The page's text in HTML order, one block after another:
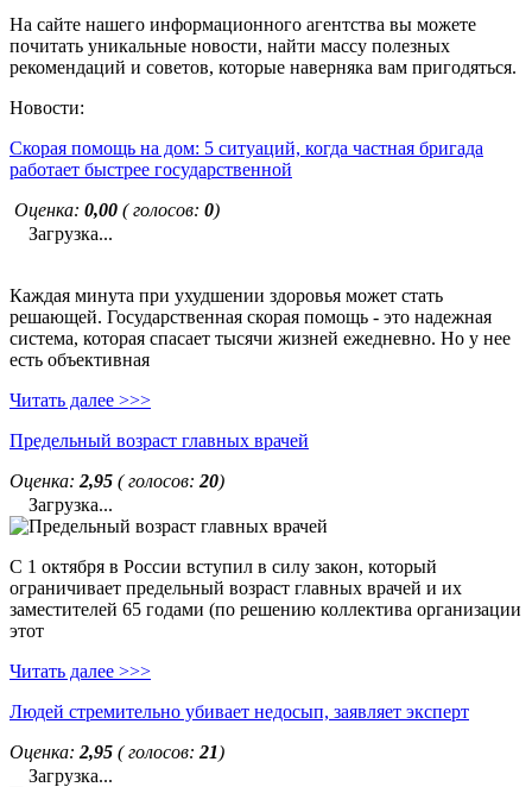
На сайте нашего информационного агентства вы можете
почитать уникальные новости, найти массу полезных
рекомендаций и советов, которые наверняка вам пригодяться.
Новости:
Скорая помощь на дом: 5 ситуаций, когда частная бригада
работает быстрее государственной
Оценка: 0,00 ( голосов: 0)
Загрузка...
Каждая минута при ухудшении здоровья может стать
решающей. Государственная скорая помощь - это надежная
система, которая спасает тысячи жизней ежедневно. Но у нее
есть объективная
Читать далее >>>
Предельный возраст главных врачей
Оценка: 2,95 ( голосов: 20)
Загрузка...
С 1 октября в России вступил в силу закон, который
ограничивает предельный возраст главных врачей и их
заместителей 65 годами (по решению коллектива организации
этот
Читать далее >>>
Людей стремительно убивает недосып, заявляет эксперт
Оценка: 2,95 ( голосов: 21)
Загрузка...